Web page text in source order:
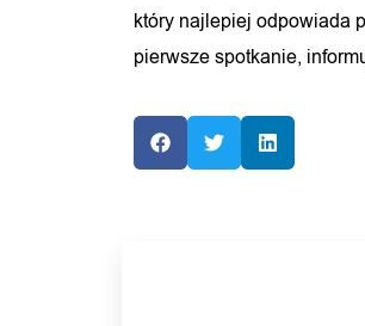
który najlepiej odpowiada
pierwsze spotkanie,